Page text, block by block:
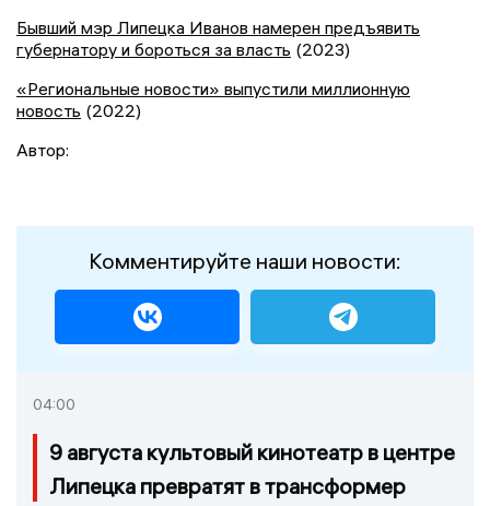
Бывший мэр Липецка Иванов намерен предъявить
губернатору и бороться за власть (2023)
«Региональные новости» выпустили миллионную
новость (2022)
Автор:
Комментируйте наши новости:
04:00
9 августа культовый кинотеатр в центре
Липецка превратят в трансформер